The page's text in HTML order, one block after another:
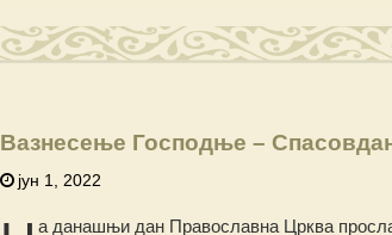
Вазнесење Господње –
јун 1, 2022
а данашњи дан Православна Црква